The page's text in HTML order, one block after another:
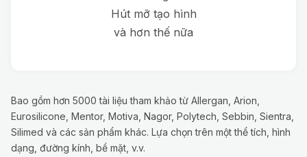
Hút mỡ tạo hình
và hơn thế nữa
Bao gồm hơn 5000 tài liệu tham khảo từ Allergan, Arion,
Eurosilicone, Mentor, Motiva, Nagor, Polytech, Sebbin, Sientra,
Silimed và các sản phẩm khác. Lựa chọn trên một thể tích, hình
dạng, đường kính, bề mặt, v.v.